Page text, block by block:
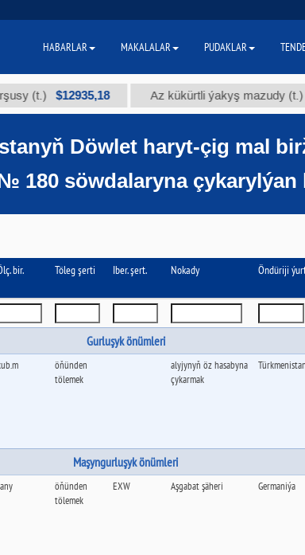
$12935,18 Az kükürtli ýakyş mazudy (t.) $300
Döwlet haryt-çig mal
180 söwdalaryna çykarylýan
bir. Töleg şerti Iber. şert. Nokady Öndüriji
Gurluşyk önümleri
öňünden
tölemek
alyjynyň öz hasabyna
çykarmak
Türkmenistan
Maşyngurluşyk önümleri
öňünden
tölemek
EXW Aşgabat şäheri Germaniýa
HABARLAR MAKALALAR PUDAKLAR